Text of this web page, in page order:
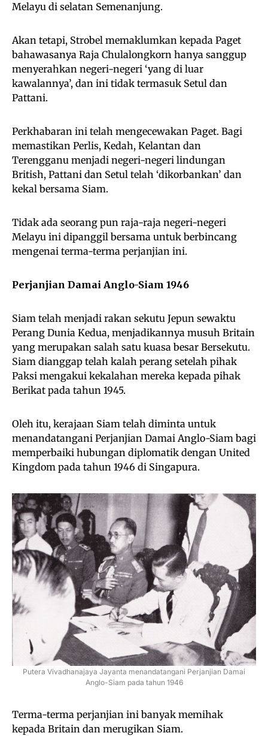
Melayu di selatan Semenanjung.
Akan tetapi, Strobel memaklumkan kepada Paget
bahawasanya Raja Chulalongkorn hanya sanggup
menyerahkan negeri-negeri ‘yang di luar
kawalannya’, dan ini tidak termasuk Setul dan
Pattani.
Perkhabaran ini telah mengecewakan Paget. Bagi
memastikan Perlis, Kedah, Kelantan dan
Terengganu menjadi negeri-negeri lindungan
British, Pattani dan Setul telah ‘dikorbankan’ dan
kekal bersama Siam.
Tidak ada seorang pun raja-raja negeri-negeri
Melayu ini dipanggil bersama untuk berbincang
mengenai terma-terma perjanjian ini.
Perjanjian Damai Anglo-Siam 1946
Siam telah menjadi rakan sekutu Jepun sewaktu
Perang Dunia Kedua, menjadikannya musuh Britain
yang merupakan salah satu kuasa besar Bersekutu.
Siam dianggap telah kalah perang setelah pihak
Paksi mengakui kekalahan mereka kepada pihak
Berikat pada tahun 1945.
Oleh itu, kerajaan Siam telah diminta untuk
menandatangani Perjanjian Damai Anglo-Siam bagi
memperbaiki hubungan diplomatik dengan United
Kingdom pada tahun 1946 di Singapura.
Putera Vivadhanajaya Jayanta menandatangani Perjanjian Damai
Anglo-Siam pada tahun 1946
Terma-terma perjanjian ini banyak memihak
kepada Britain dan merugikan Siam.